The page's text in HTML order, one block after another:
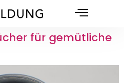
für gemütliche